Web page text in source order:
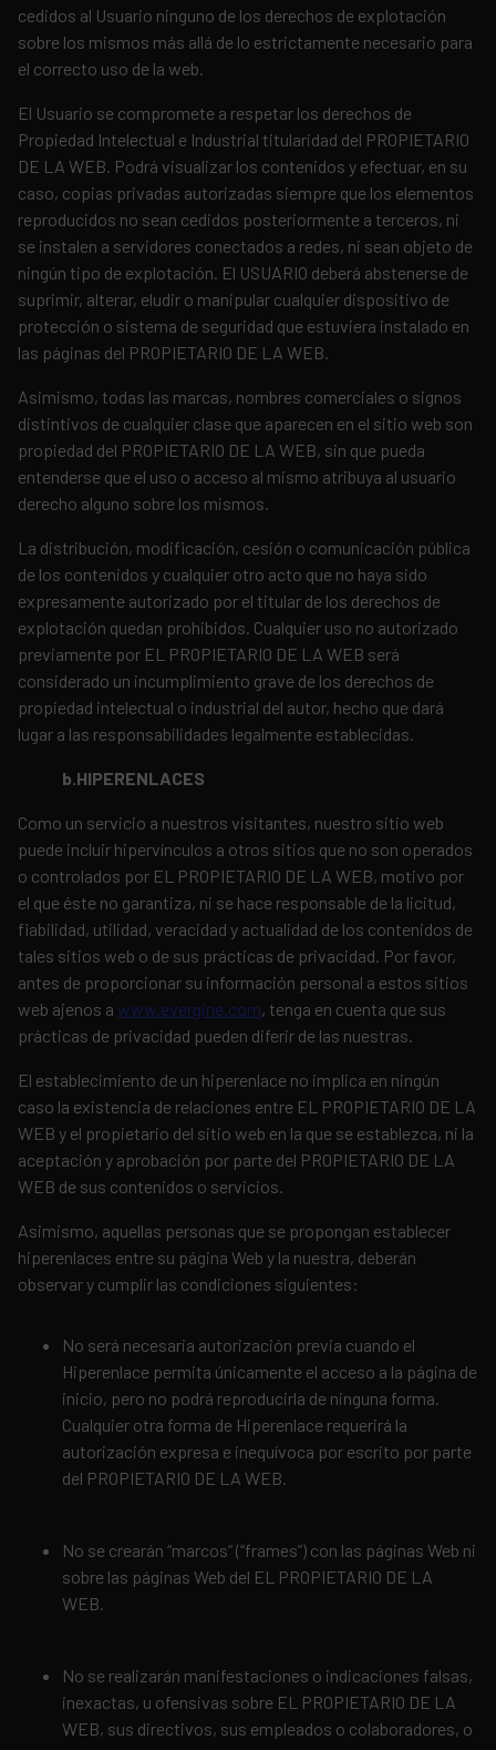
cedidos al Usuario ninguno de los derechos de explotación
sobre los mismos más allá de lo estrictamente necesario para
el correcto uso de la web.
El Usuario se compromete a respetar los derechos de
Propiedad Intelectual e Industrial titularidad del PROPIETARIO
DE LA WEB. Podrá visualizar los contenidos y efectuar, en su
caso, copias privadas autorizadas siempre que los elementos
reproducidos no sean cedidos posteriormente a terceros, ni
se instalen a servidores conectados a redes, ni sean objeto de
ningún tipo de explotación. El USUARIO deberá abstenerse de
suprimir, alterar, eludir o manipular cualquier dispositivo de
protección o sistema de seguridad que estuviera instalado en
las páginas del PROPIETARIO DE LA WEB.
Asimismo, todas las marcas, nombres comerciales o signos
distintivos de cualquier clase que aparecen en el sitio web son
propiedad del PROPIETARIO DE LA WEB, sin que pueda
entenderse que el uso o acceso al mismo atribuya al usuario
derecho alguno sobre los mismos.
La distribución, modificación, cesión o comunicación pública
de los contenidos y cualquier otro acto que no haya sido
expresamente autorizado por el titular de los derechos de
explotación quedan prohibidos. Cualquier uso no autorizado
previamente por EL PROPIETARIO DE LA WEB será
considerado un incumplimiento grave de los derechos de
propiedad intelectual o industrial del autor, hecho que dará
lugar a las responsabilidades legalmente establecidas.
b.HIPERENLACES
Como un servicio a nuestros visitantes, nuestro sitio web
puede incluir hipervínculos a otros sitios que no son operados
o controlados por EL PROPIETARIO DE LA WEB, motivo por
el que éste no garantiza, ni se hace responsable de la licitud,
fiabilidad, utilidad, veracidad y actualidad de los contenidos de
tales sitios web o de sus prácticas de privacidad. Por favor,
antes de proporcionar su información personal a estos sitios
web ajenos a www.evergine.com, tenga en cuenta que sus
prácticas de privacidad pueden diferir de las nuestras.
El establecimiento de un hiperenlace no implica en ningún
caso la existencia de relaciones entre EL PROPIETARIO DE LA
WEB y el propietario del sitio web en la que se establezca, ni la
aceptación y aprobación por parte del PROPIETARIO DE LA
WEB de sus contenidos o servicios.
Asimismo, aquellas personas que se propongan establecer
hiperenlaces entre su página Web y la nuestra, deberán
observar y cumplir las condiciones siguientes:
No será necesaria autorización previa cuando el
Hiperenlace permita únicamente el acceso a la página de
inicio, pero no podrá reproducirla de ninguna forma.
Cualquier otra forma de Hiperenlace requerirá la
autorización expresa e inequívoca por escrito por parte
del PROPIETARIO DE LA WEB.
No se crearán “marcos” (“frames”) con las páginas Web ni
sobre las páginas Web del EL PROPIETARIO DE LA
WEB.
No se realizarán manifestaciones o indicaciones falsas,
inexactas, u ofensivas sobre EL PROPIETARIO DE LA
WEB, sus directivos, sus empleados o colaboradores, o